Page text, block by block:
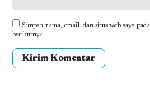
Simpan nama, email, dan situs web saya
berikutnya.